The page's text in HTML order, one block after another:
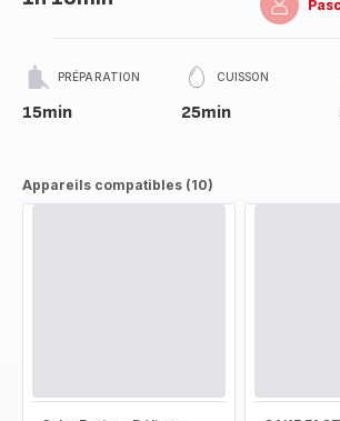
PRÉPARATION
15min
CUISSON
25min
Appareils compatibles (10)